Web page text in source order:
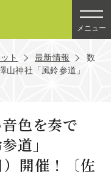
メニュー
ト 最新情報
数
山神社「風鈴参道」
色を奏で
道」
開催！〔佐